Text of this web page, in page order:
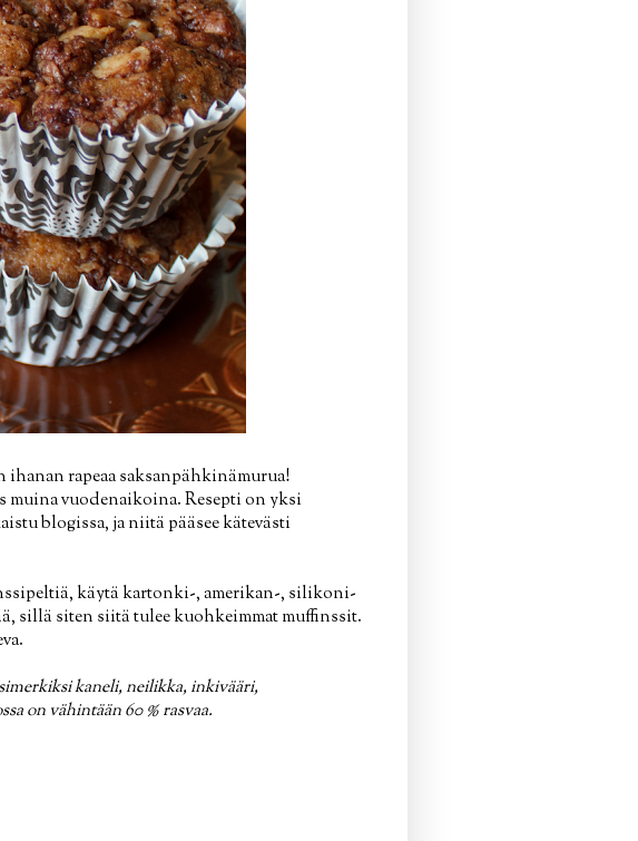
rapeaa saksanpähkinämurua!
muina vuodenaikoina. Resepti on yksi
blogissa, ja niitä pääsee kätevästi
käytä kartonki-, amerikan-, silikoni-
sillä siten siitä tulee kuohkeimmat muffinssit.
kaneli, neilikka, inkivääri,
on vähintään 60 % rasvaa.